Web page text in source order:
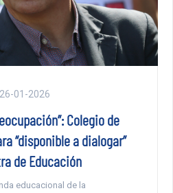
26-01-2026
Colegio de
“disponible a dialogar”
de Educación
educacional de la